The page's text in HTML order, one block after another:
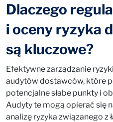
Dlaczego
i oceny ryzyka
są kluczowe?
Efektywne zarządzanie
audytów dostawców, które
potencjalne słabe punkty i
Audyty te mogą opierać się
analizę ryzyka związanego z